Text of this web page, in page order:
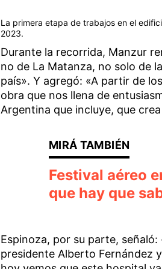
La primera etapa de trabajos en el
2023.
Durante la recorrida, Manzur
no de La Matanza, no solo de
país». Y agregó: «A partir de
obra que nos llena de
Argentina que incluye, que
Festival aéreo
que hay que
Espinoza, por su parte,
presidente Alberto Fernández